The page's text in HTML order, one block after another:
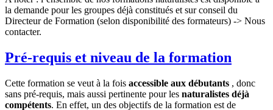
la demande pour les groupes déjà constitués et sur conseil du
Directeur de Formation (selon disponibilité des formateurs) -> Nous
contacter.
Pré-requis et niveau de la formation
Cette formation se veut à la fois accessible aux débutants , donc
sans pré-requis, mais aussi pertinente pour les naturalistes déjà
compétents. En effet, un des objectifs de la formation est de